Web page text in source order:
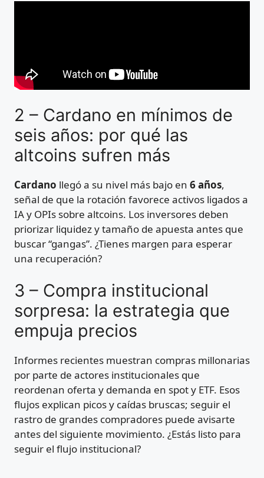
2 – Cardano en mínimos de
seis años: por qué las
altcoins sufren más
Cardano llegó a su nivel más bajo en 6 años,
señal de que la rotación favorece activos ligados a
IA y OPIs sobre altcoins. Los inversores deben
priorizar liquidez y tamaño de apuesta antes que
buscar “gangas”. ¿Tienes margen para esperar
una recuperación?
3 – Compra institucional
sorpresa: la estrategia que
empuja precios
Informes recientes muestran compras millonarias
por parte de actores institucionales que
reordenan oferta y demanda en spot y ETF. Esos
flujos explican picos y caídas bruscas; seguir el
rastro de grandes compradores puede avisarte
antes del siguiente movimiento. ¿Estás listo para
seguir el flujo institucional?